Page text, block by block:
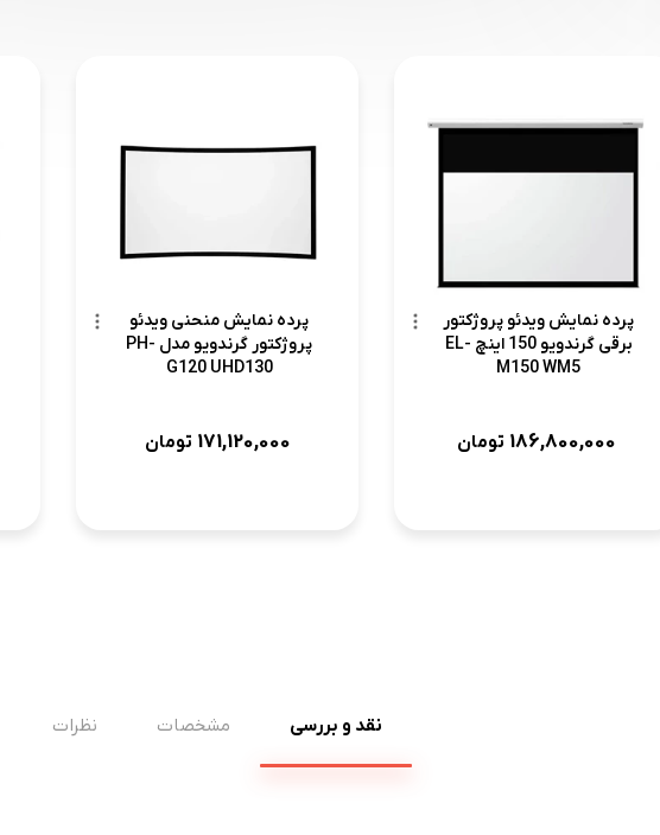
پرده نمایش ویدئو پروژکتور
برقی گرندویو 150 اینچ EL-
M150 WM5
186,800,000 تومان
پرده نمایش منحنی ویدئو
پروژکتور گرندویو مدل PH-
G120 UHD130
171,120,000 تومان
نقد و بررسی مشخصات نظرات